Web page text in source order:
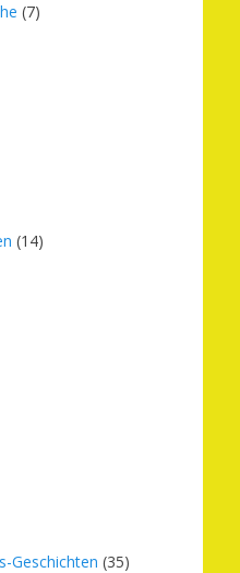
(7)
(14)
Geschichten (35)